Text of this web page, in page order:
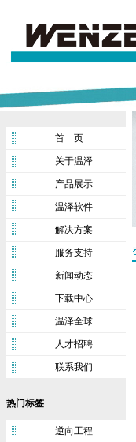
首 页
关于温泽
产品展示
温泽软件
解决方案
服务支持
新闻动态
下载中心
温泽全球
人才招聘
联系我们
热门标签
逆向工程